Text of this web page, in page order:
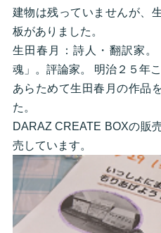
建物は残っていませんが、
板がありました。
生田春月：詩人・翻訳家
魂」。評論家。 明治２５年
あらためて生田春月の作品
た。
DARAZ CREATE BOXの販
売しています。